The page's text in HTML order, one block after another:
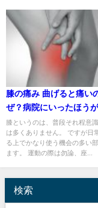
膝の痛み 曲げると痛い
ぜ？病院にいったほう
だろうか？
膝というのは、普段それ程意
は多くありません。 ですが日
る上でかなり使う機会の多い部
ます。 運動の際は勿論、座...
検索